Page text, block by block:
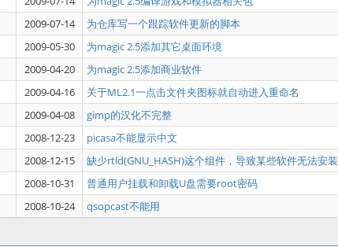
2009-07-14
为仓库写一个跟踪软件更新的脚本
2009-05-30
为magic 2.5添加其它桌面环境
2009-04-20
为magic 2.5添加商业软件
2009-04-16
关于ML2.1一点击文件夹图标就自动进入重命名
2009-04-08
gimp的汉化不完整
2008-12-23
picasa不能显示中文
2008-12-15
缺少rtld(GNU_HASH)这个组件，导致某些软件无法安装
2008-10-31
普通用户挂载和卸载U盘需要root密码
2008-10-24 qsopcast不能用